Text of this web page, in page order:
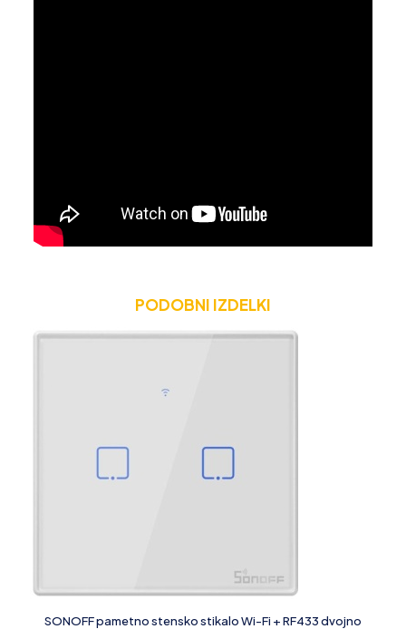
PODOBNI IZDELKI
SONOFF pametno stensko stikalo Wi-Fi + RF433 dvojno